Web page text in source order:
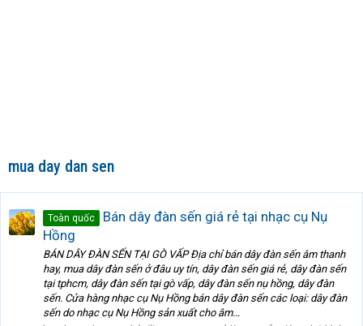
mua day dan sen
Toàn quốc
Bán dây đàn sến giá rẻ tại nhạc cụ Nụ
Hồng
BÁN DÂY ĐÀN SẾN TẠI GÒ VẤP Địa chỉ bán dây đàn sến âm thanh
hay, mua dây đàn sến ở đâu uy tín, dây đàn sến giá rẻ, dây đàn sến
tại tphcm, dây đàn sến tại gò vấp, dây đàn sến nụ hồng, dây đàn
sến. Cửa hàng nhạc cụ Nụ Hồng bán dây đàn sến các loại: dây đàn
sến do nhạc cụ Nụ Hồng sản xuất cho âm...